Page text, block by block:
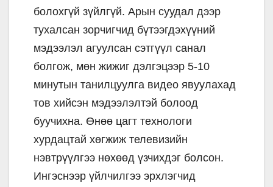
болохгүй зүйлгүй. Арын суудал дээр
тухалсан зорчигчид бүтээгдэхүүний
мэдээлэл агуулсан сэтгүүл санал
болгож, мөн жижиг дэлгэцээр 5-10
минутын танилцуулга видео явуулахад
тов хийсэн мэдээлэлтэй болоод
буучихна. Өнөө цагт технологи
хурдацтай хөгжиж телевизийн
нэвтрүүлгээ нөхөөд үзчихдэг болсон.
Ингэснээр үйлчилгээ эрхлэгчид